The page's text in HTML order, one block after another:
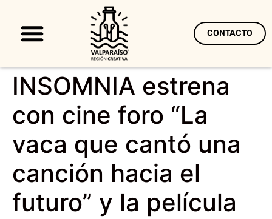
CONTACTO
INSOMNIA estrena
con cine foro “La
vaca que cantó una
canción hacia el
futuro” y la película